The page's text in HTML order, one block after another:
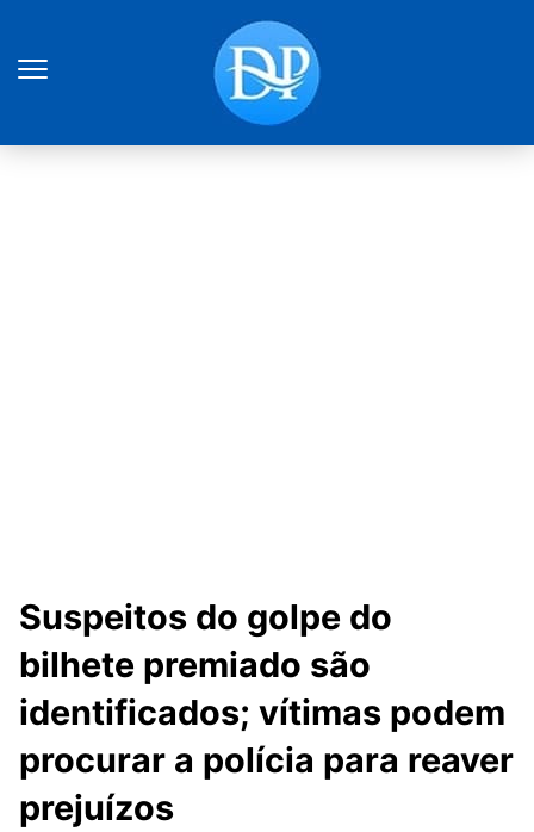
Suspeitos do golpe do
bilhete premiado são
identificados; vítimas podem
procurar a polícia para reaver
prejuízos